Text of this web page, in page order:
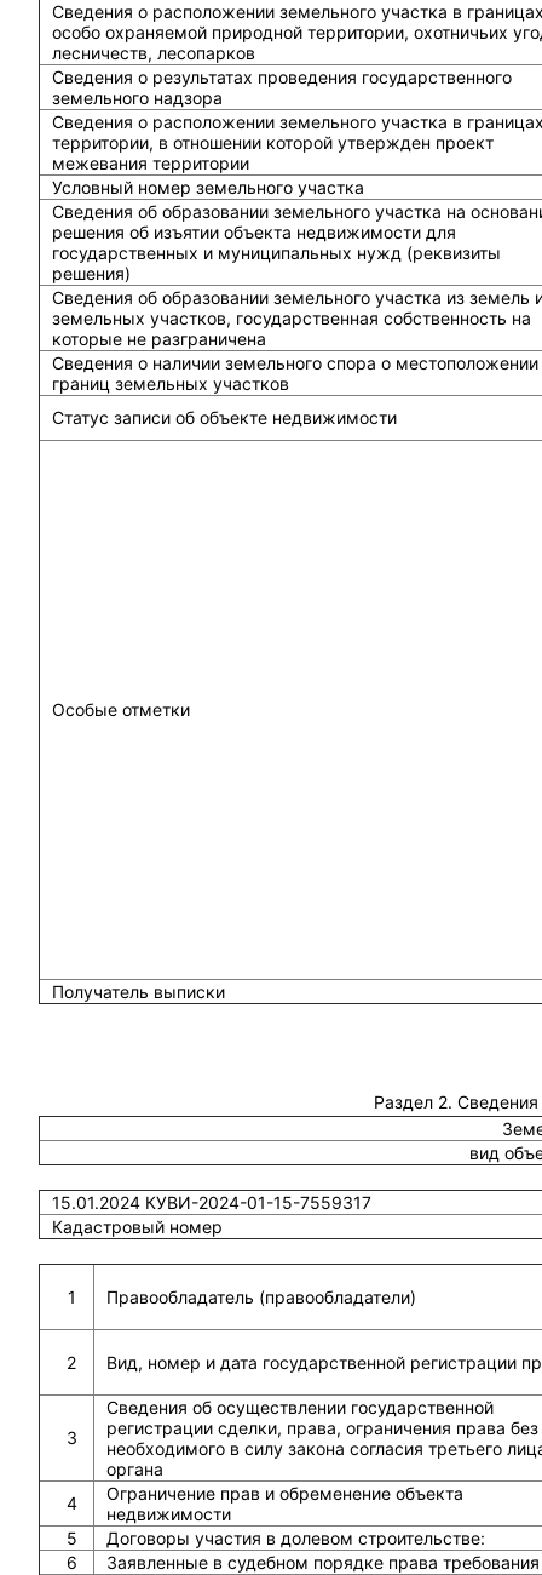
Сведения о расположении земельного участка в
особо охраняемой природной территории, охотничьих
лесничеств, лесопарков
Сведения о результатах проведения государственного
земельного надзора
Сведения о расположении земельного участка в
территории, в отношении которой утвержден проект
межевания территории
Условный номер земельного участка
Сведения об образовании земельного участка на
решения об изъятии объекта недвижимости для
государственных и муниципальных нужд (реквизиты
решения)
Сведения об образовании земельного участка из земель
земельных участков, государственная собственность на
которые не разграничена
Сведения о наличии земельного спора о местоположении
границ земельных участков
Статус записи об объекте недвижимости
Особые отметки
Получатель выписки
Раздел 2.
вид
15.01.2024 КУВИ-2024-01-15-7559317
Кадастровый номер
1 Правообладатель (правообладатели)
2 Вид, номер и дата государственной регистрации
3
Сведения об осуществлении государственной
регистрации сделки, права, ограничения права без
необходимого в силу закона согласия третьего
органа
4
Ограничение прав и обременение объекта
недвижимости
5
Договоры участия в долевом строительстве:
6
Заявленные в судебном порядке права требования